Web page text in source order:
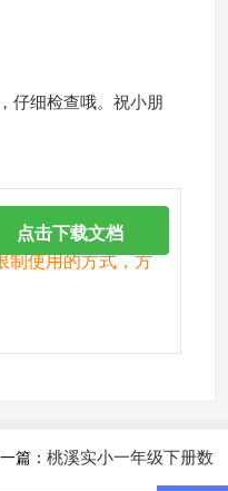
仔细检查哦。祝小朋
制使用的方式，方
点击下载文档
篇： 桃溪实小一年级下册数